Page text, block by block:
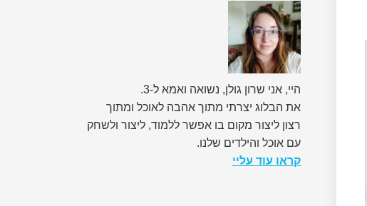
היי, אני שרון גולן, נשואה ואמא ל-3.
את הבלוג יצרתי מתוך אהבה לאוכל ומתוך
רצון ליצור מקום בו אפשר ללמוד, ליצור ולשחק
עם אוכל והילדים שלנו.
קראו עוד עליי